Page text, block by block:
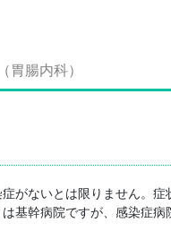
腸内科）
がないとは限りません。
幹病院ですが、感染症